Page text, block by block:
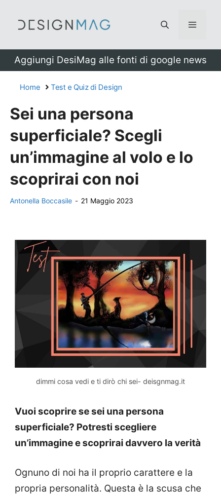
Menu
Aggiungi DesiMag alle fonti di google news
Home Test e Quiz di Design
Sei una persona
superficiale? Scegli
un’immagine al volo e lo
scoprirai con noi
Antonella Boccasile - 21 Maggio 2023
dimmi cosa vedi e ti dirò chi sei- deisgnmag.it
Vuoi scoprire se sei una persona
superficiale? Potresti scegliere
un’immagine e scoprirai davvero la verità
Ognuno di noi ha il proprio carattere e la
propria personalità. Questa è la scusa che